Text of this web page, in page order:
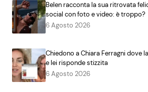
Belen racconta la sua ritrovata
social con foto e video: è troppo?
6 Agosto 2026
Chiedono a Chiara Ferragni dove
e lei risponde stizzita
6 Agosto 2026